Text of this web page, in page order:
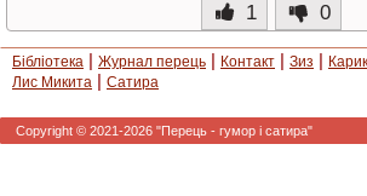
1 0
Бібліотека | Журнал перець | Контакт | Зиз |
Лис Микита | Сатира
Copyright © 2021-2026 "Перець - гумор і сатира"